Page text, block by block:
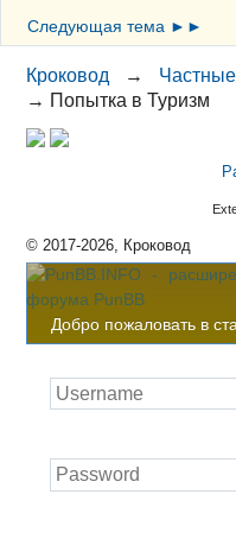
Следующая тема ►►
Кроковод →
→ Попытка в Туризм
© 2017-2026, Кроковод
Добро пожаловать в